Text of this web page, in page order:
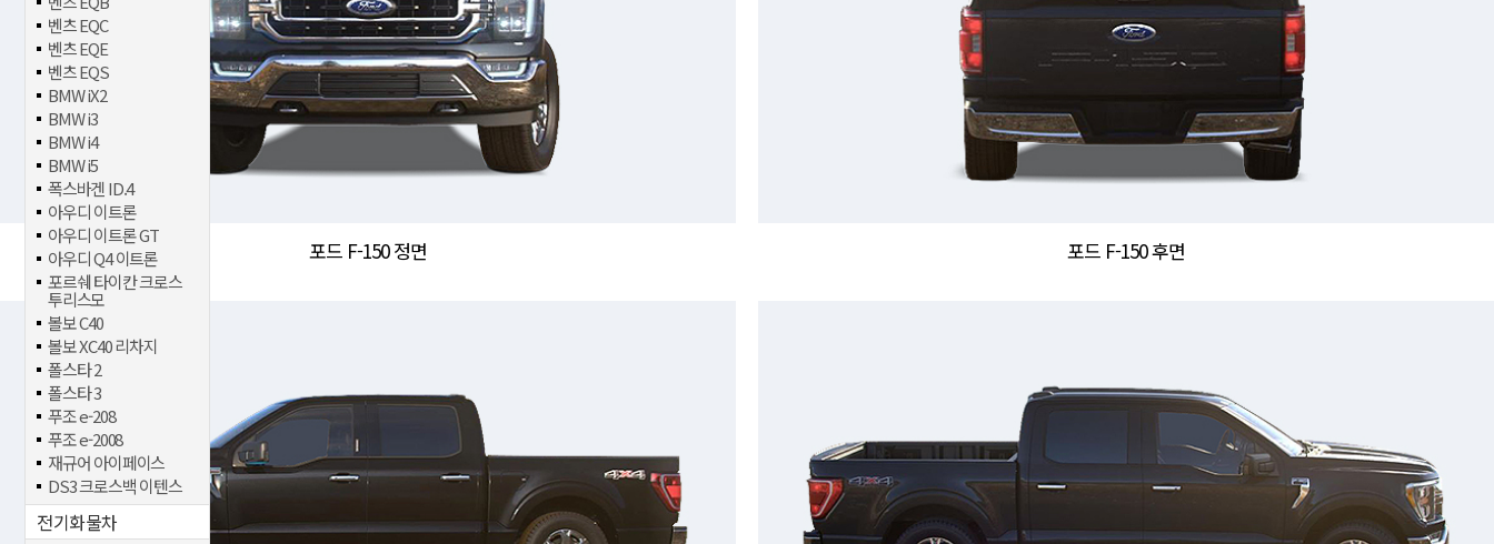
벤츠 EQC
벤츠 EQE
벤츠 EQS
BMW iX2
BMW i3
BMW i4
BMW i5
폭스바겐 ID.4
아우디 이트론
아우디 이트론 GT
아우디 Q4 이트론
포르쉐 타이칸 크로스
투리스모
볼보 C40
볼보 XC40 리차지
폴스타 2
폴스타 3
푸조 e-208
푸조 e-2008
재규어 아이페이스
DS3 크로스백 이텐스
전기화물차
포드 F-150 정면 포드 F-150 후면